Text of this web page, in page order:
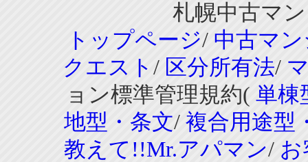
札幌中古マ
トップページ/ 中古マ
クエスト / 区分所有法/
ョン標準管理規約( 単棟
地型・条文/ 複合用途型
教えて!!Mr.アパマン/ お